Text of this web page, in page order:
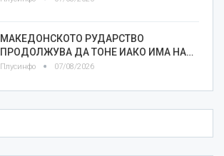
МАКЕДОНСКОТО РУДАРСТВО
ПРОДОЛЖУВА ДА ТОНЕ ИАКО ИМА НА…
Плусинфо 07/08/2026